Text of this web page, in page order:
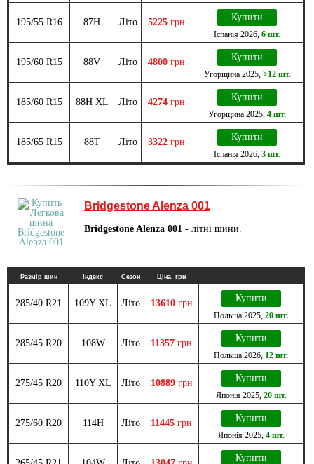
195/55 R16 87H Літо 5225 грн Купити
Іспанія 2026 6 шт.
195/60 R15 88V Літо 4800 грн Купити
Угорщина2025, >12 шт.
185/60 R15 88H XL Літо 4274 грн Купити
Угорщина 2025 4 шт.
185/65 R15 88T Літо 3322 грн Купити
Іспанія 2026 3 шт.
Bridgestone Alenza 001
Bridgestone Alenza 001 - літні шини.
Размір шин Індекс Сезон Ціна, грн
285/40 R21 109Y XL Літо 13610 грн Купити
Польща 2025 20 шт.
285/45 R20 108W Літо 11357 грн Купити
Польща 2026 12 шт.
275/45 R20 110Y XL Літо 10889 грн Купити
Японія2025, 20 шт.
275/60 R20 114H Літо 11445 грн Купити
Японія2025, 4 шт.
Купити